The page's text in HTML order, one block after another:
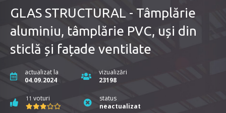
GLAS STRUCTURAL - Tâmplărie
aluminiu, tâmplărie PVC, uși din
sticlă și fațade ventilate
actualizat la
04.09.2024
vizualizări
23198
11 voturi
status
neactualizat